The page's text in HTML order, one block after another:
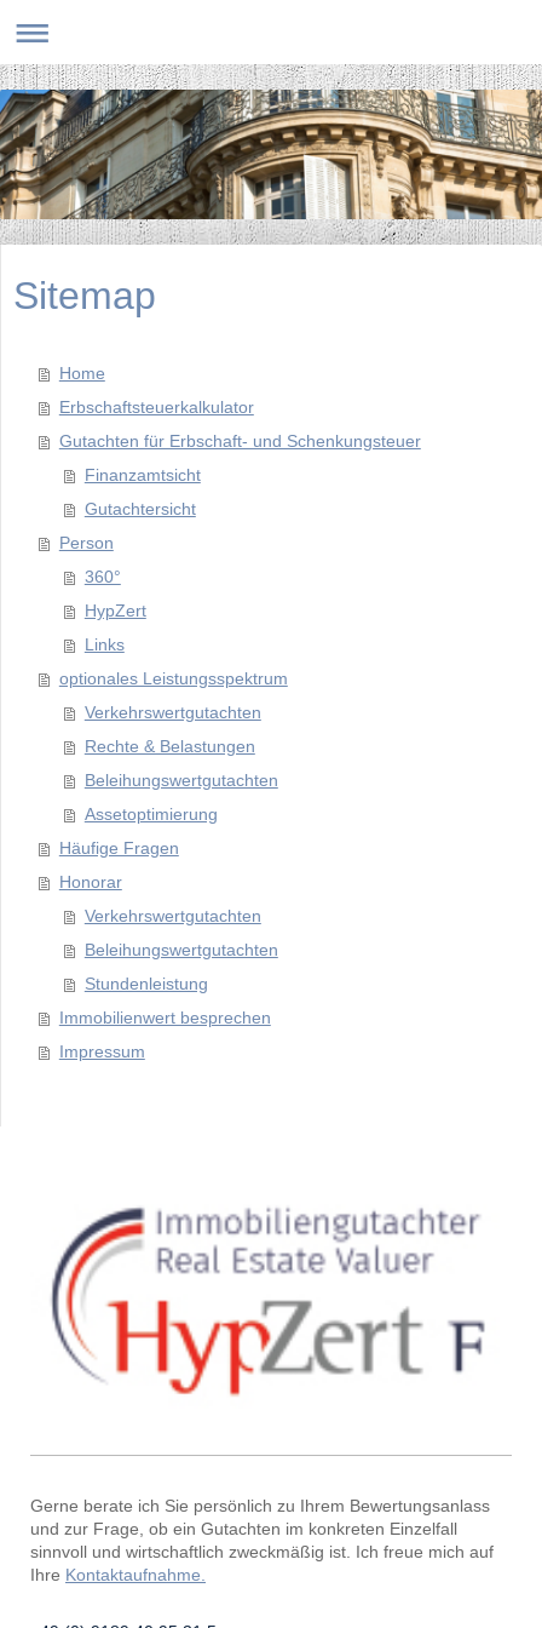
Sitemap
Home
Erbschaftsteuerkalkulator
Gutachten für Erbschaft- und Schenkungsteuer
Finanzamtsicht
Gutachtersicht
Person
360°
HypZert
Links
optionales Leistungsspektrum
Verkehrswertgutachten
Rechte & Belastungen
Beleihungswertgutachten
Assetoptimierung
Häufige Fragen
Honorar
Verkehrswertgutachten
Beleihungswertgutachten
Stundenleistung
Immobilienwert besprechen
Impressum
Gerne berate ich Sie persönlich zu Ihrem Bewertungsanlass
und zur Frage, ob ein Gutachten im konkreten Einzelfall
sinnvoll und wirtschaftlich zweckmäßig ist. Ich freue mich auf
Ihre Kontaktaufnahme.